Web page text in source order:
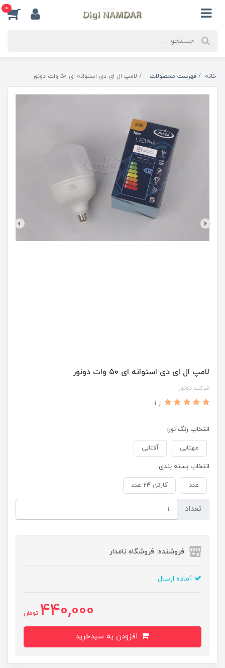
0
خانه فهرست محصولات لامپ ال ای دی استوانه ای ۵0 وات دونور
لامپ ال ای دی استوانه ای ۵0 وات دونور
شرکت دونور
از 1
انتخاب رنگ نور:
مهتابی آفتابی
انتخاب بسته بندی:
عدد کارتن 24 عدد
تعداد
فروشنده: فروشگاه نامدار
آماده ارسال
440,000 تومان